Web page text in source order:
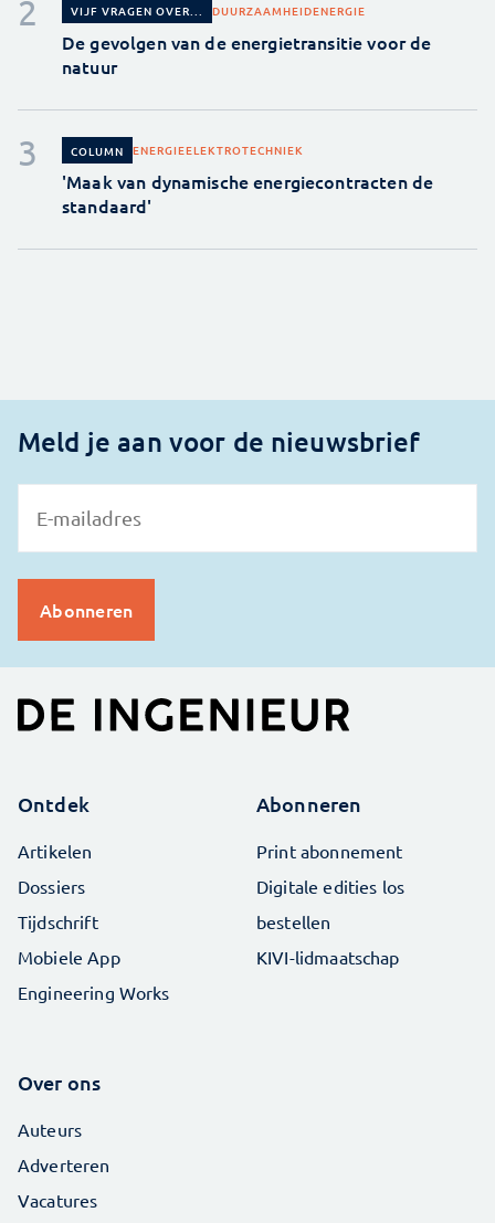
VIJF VRAGEN OVER... DUURZAAMHEIDENERGIE
De gevolgen van de energietransitie voor de
natuur
COLUMN ENERGIEELEKTROTECHNIEK
'Maak van dynamische energiecontracten de
standaard'
Meld je aan voor de nieuwsbrief
Ontdek
Artikelen
Dossiers
Tijdschrift
Mobiele App
Engineering Works
Abonneren
Print abonnement
Digitale edities los
bestellen
KIVI-lidmaatschap
Over ons
Auteurs
Adverteren
Vacatures